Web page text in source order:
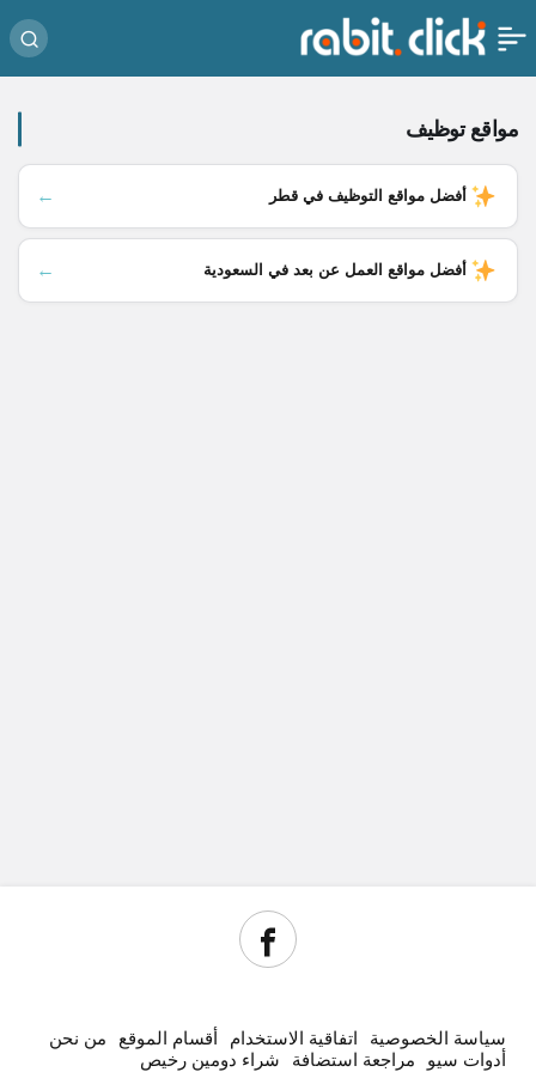
مواقع توظيف
أفضل مواقع التوظيف في قطر ←
أفضل مواقع العمل عن بعد في السعودية ←
سياسة الخصوصية اتفاقية الاستخدام أقسام الموقع
من نحن
أدوات سيو
مراجعة استضافة
شراء دومين رخيص